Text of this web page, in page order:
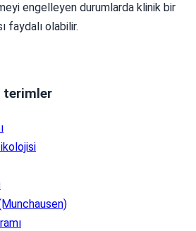
engelleyen durumlarda klinik bir
faydalı olabilir.
terimler